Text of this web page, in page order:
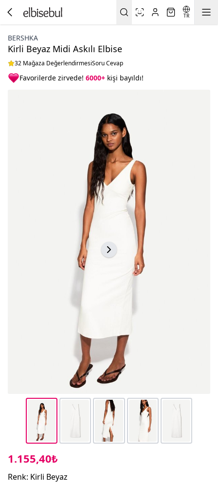
TR
BERSHKA
Kirli Beyaz Midi Askılı Elbise
32 Mağaza DeğerlendirmesiSoru Cevap
Favorilerde zirvede! 6000+ kişi bayıldı!
1.155,40₺
Renk: Kirli Beyaz